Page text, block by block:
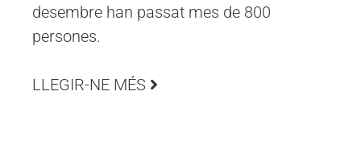
desembre han passat mes de 800
persones.
LLEGIR-NE MÉS